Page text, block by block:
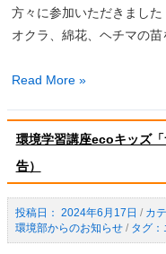
グ！」
（開
報
場
花
サ
ポ
ー
タ
（２
回
目）」
方々に参加いただきました
オクラ、綿花、ヘチマの
環
学
習
講
「エ
コ
Read More »
環境学習講座ecoキッズ
告）
2024年6月17日 /
環境部からのお知らせ/